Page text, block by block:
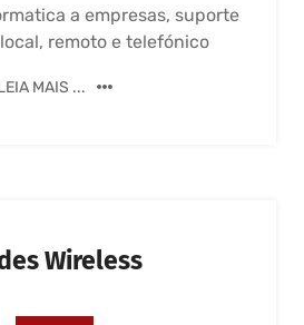
a empresas, suporte
remoto e telefónico
MAIS ...
Wireless